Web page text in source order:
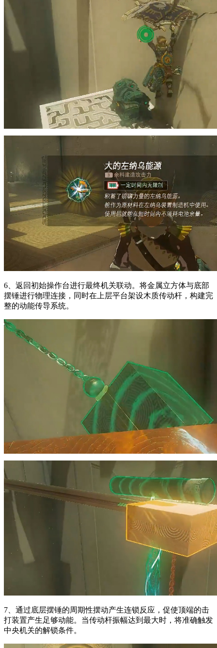
6、返回初始操作台进行最终机关联动。将金属立方体与底部
摆锤进行物理连接，同时在上层平台架设木质传动杆，构建完
整的动能传导系统。
7、通过底层摆锤的周期性摆动产生连锁反应，促使顶端的击
打装置产生足够动能。当传动杆振幅达到最大时，将准确触发
中央机关的解锁条件。